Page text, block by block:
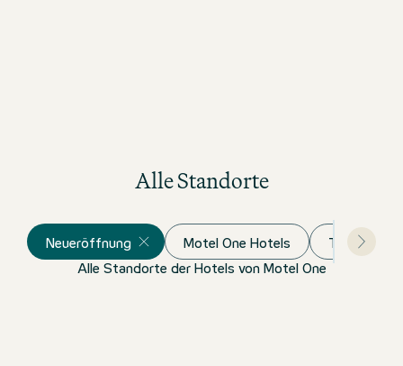
Alle Standorte
Neueröffnung Motel One Hotels The Cloud
Alle Standorte der Hotels von Motel One